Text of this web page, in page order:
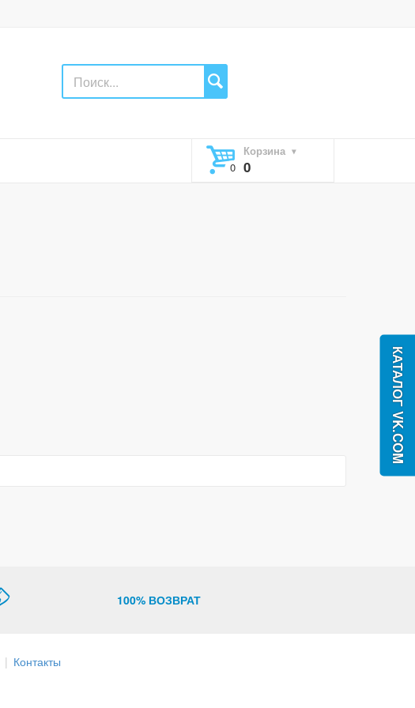
Корзина
0
100% ВОЗВРАТ
Контакты